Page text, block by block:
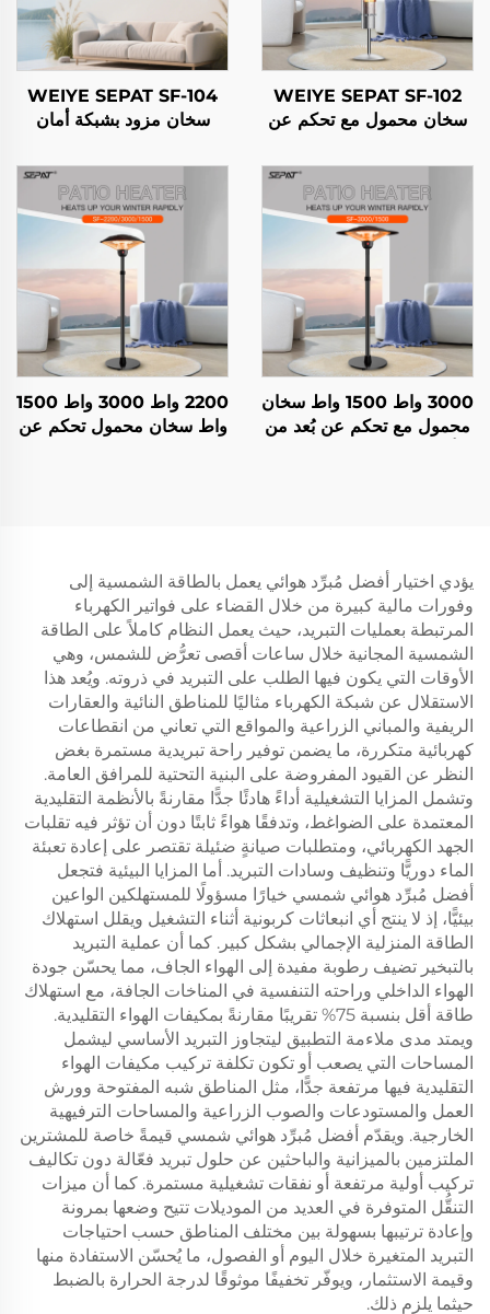
WEIYE SEPAT SF-102
سخان محمول مع تحكم عن
للداخل والخارج مع حامل
IP65
WEIYE SEPAT SF-104
سخان مزود بشبكة أمان
مع تحكم عن بعد ومطلي
بالذهب الوردي IP65
3000 واط 1500 واط سخان
محمول مع تحكم عن بُعد من
2200 واط 3000 واط 1500
واط سخان محمول تحكم عن
يؤدي اختيار أفضل مُبرِّد هوائي يعمل بالطاقة الشمسية إلى
وفورات مالية كبيرة من خلال القضاء على فواتير الكهرباء
المرتبطة بعمليات التبريد، حيث يعمل النظام كاملاً على الطاقة
الشمسية المجانية خلال ساعات أقصى تعرُّض للشمس، وهي
الأوقات التي يكون فيها الطلب على التبريد في ذروته. ويُعد هذا
الاستقلال عن شبكة الكهرباء مثاليًا للمناطق النائية والعقارات
الريفية والمباني الزراعية والمواقع التي تعاني من انقطاعات
كهربائية متكررة، ما يضمن توفير راحة تبريدية مستمرة بغض
النظر عن القيود المفروضة على البنية التحتية للمرافق العامة.
وتشمل المزايا التشغيلية أداءً هادئًا جدًّا مقارنةً بالأنظمة التقليدية
المعتمدة على الضواغط، وتدفقًا هواءً ثابتًا دون أن تؤثر فيه تقلبات
الجهد الكهربائي، ومتطلبات صيانةٍ ضئيلة تقتصر على إعادة تعبئة
الماء دوريًّا وتنظيف وسادات التبريد. أما المزايا البيئية فتجعل
أفضل مُبرِّد هوائي شمسي خيارًا مسؤولًا للمستهلكين الواعين
بيئيًّا، إذ لا ينتج أي انبعاثات كربونية أثناء التشغيل ويقلل استهلاك
الطاقة المنزلية الإجمالي بشكل كبير. كما أن عملية التبريد
بالتبخير تضيف رطوبة مفيدة إلى الهواء الجاف، مما يحسّن جودة
الهواء الداخلي وراحته التنفسية في المناخات الجافة، مع استهلاك
طاقة أقل بنسبة 75% تقريبًا مقارنةً بمكيفات الهواء التقليدية.
ويمتد مدى ملاءمة التطبيق ليتجاوز التبريد الأساسي ليشمل
المساحات التي يصعب أو تكون تكلفة تركيب مكيفات الهواء
التقليدية فيها مرتفعة جدًّا، مثل المناطق شبه المفتوحة وورش
العمل والمستودعات والصوب الزراعية والمساحات الترفيهية
الخارجية. ويقدّم أفضل مُبرِّد هوائي شمسي قيمةً خاصة للمشترين
الملتزمين بالميزانية والباحثين عن حلول تبريد فعّالة دون تكاليف
تركيب أولية مرتفعة أو نفقات تشغيلية مستمرة. كما أن ميزات
التنقُّل المتوفرة في العديد من الموديلات تتيح وضعها بمرونة
وإعادة ترتيبها بسهولة بين مختلف المناطق حسب احتياجات
التبريد المتغيرة خلال اليوم أو الفصول، ما يُحسّن الاستفادة منها
وقيمة الاستثمار، ويوفّر تخفيفًا موثوقًا لدرجة الحرارة بالضبط
حيثما يلزم ذلك.